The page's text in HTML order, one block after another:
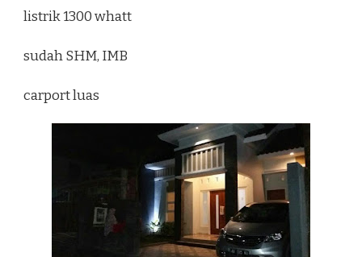
listrik 1300 whatt
sudah SHM, IMB
carport luas